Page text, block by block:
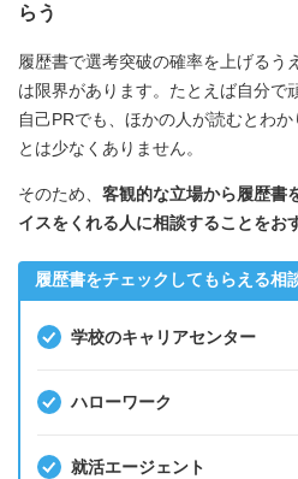
らう
履歴書で選考突破の確率を上げるう
は限界があります。たとえば自分で
自己PRでも、ほかの人が読むとわ
とは少なくありません。
そのため、 客観的な立場から履歴書
イスをくれる人に相談することをお
履歴書をチェックしてもらえる相
学校のキャリアセンター
ハローワーク
就活エージェント